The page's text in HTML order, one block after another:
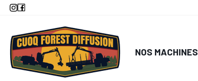
Aller
principal
NOS MACHINES